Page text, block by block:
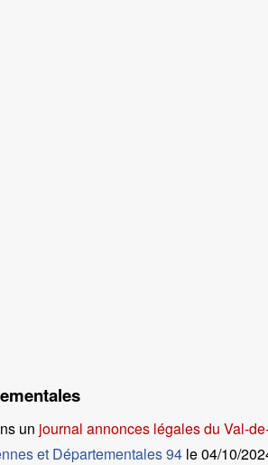
un journal annonces légales du Val-
et Départementales 94 le04/10/